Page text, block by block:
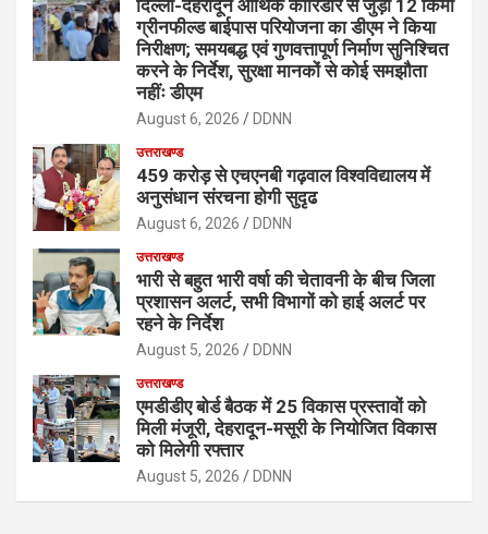
दिल्ली-देहरादून आर्थिक कॉरिडोर से जुड़ी 12 किमी
ग्रीनफील्ड बाईपास परियोजना का डीएम ने किया
निरीक्षण; समयबद्ध एवं गुणवत्तापूर्ण निर्माण सुनिश्चित
करने के निर्देश, सुरक्षा मानकों से कोई समझौता
नहींः डीएम
August 6, 2026 DDNN
उत्तराखण्ड
459 करोड़ से एचएनबी गढ़वाल विश्वविद्यालय में
अनुसंधान संरचना होगी सुदृढ
August 6, 2026 DDNN
उत्तराखण्ड
भारी से बहुत भारी वर्षा की चेतावनी के बीच जिला
प्रशासन अलर्ट, सभी विभागों को हाई अलर्ट पर
रहने के निर्देश
August 5, 2026 DDNN
उत्तराखण्ड
एमडीडीए बोर्ड बैठक में 25 विकास प्रस्तावों को
मिली मंजूरी, देहरादून-मसूरी के नियोजित विकास
को मिलेगी रफ्तार
August 5, 2026 DDNN